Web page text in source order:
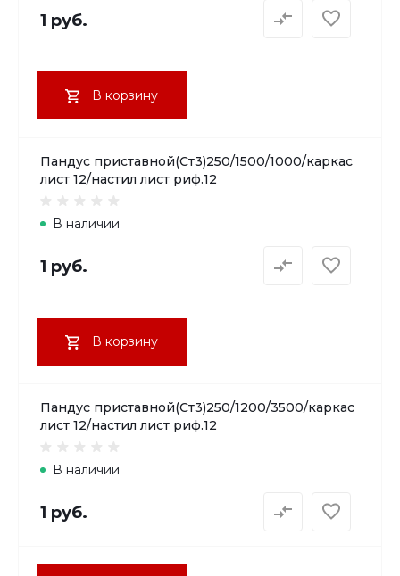
1 руб.
В корзину
Пандус приставной(Ст3)250/1500/1000/каркас
лист 12/настил лист риф.12
В наличии
1 руб.
В корзину
Пандус приставной(Ст3)250/1200/3500/каркас
лист 12/настил лист риф.12
В наличии
1 руб.